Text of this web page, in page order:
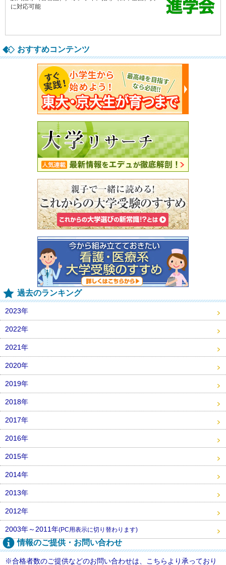
おすすめコンテンツ
過去のランキング
2023年
2022年
2021年
2020年
2019年
2018年
2017年
2016年
2015年
2014年
2013年
2012年
2003年～2011年(PC用表示に切り替わります)
情報のご提供・お問い合わせ
※合格者数のご提供などのお問い合わせは、こちらより承っており